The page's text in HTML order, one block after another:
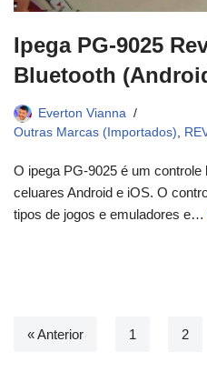
Ipega PG-9025
Bluetooth
Everton Vianna
Outras Marcas (Importados)
O ipega PG-9025 é um
celuares Android e iOS. O
tipos de jogos e emuladores e…
« Anterior 1 2